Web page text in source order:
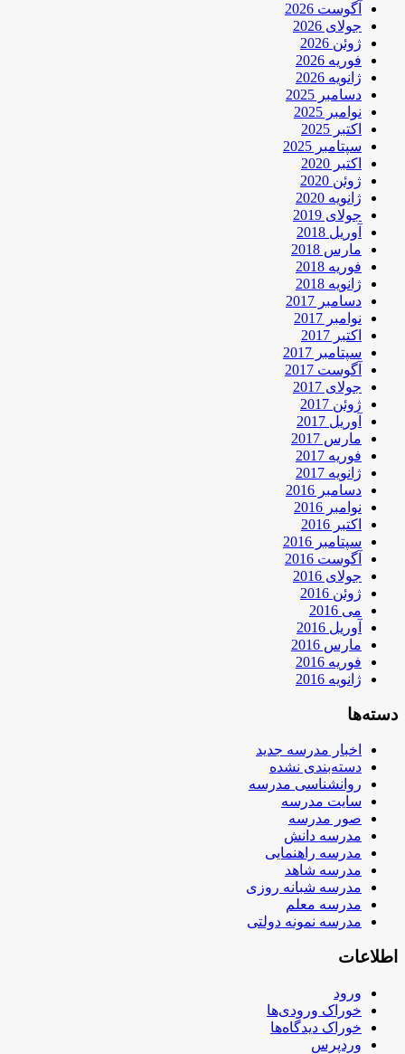
آگوست 2026
جولای 2026
ژوئن 2026
فوریه 2026
ژانویه 2026
دسامبر 2025
نوامبر 2025
اکتبر 2025
سپتامبر 2025
اکتبر 2020
ژوئن 2020
ژانویه 2020
جولای 2019
آوریل 2018
مارس 2018
فوریه 2018
ژانویه 2018
دسامبر 2017
نوامبر 2017
اکتبر 2017
سپتامبر 2017
آگوست 2017
جولای 2017
ژوئن 2017
آوریل 2017
مارس 2017
فوریه 2017
ژانویه 2017
دسامبر 2016
نوامبر 2016
اکتبر 2016
سپتامبر 2016
آگوست 2016
جولای 2016
ژوئن 2016
می 2016
آوریل 2016
مارس 2016
فوریه 2016
ژانویه 2016
دسته‌ها
اخبار مدرسه جدید
دسته‌بندی نشده
روانشناسی مدرسه
سایت مدرسه
صور مدرسه
مدرسه دانش
مدرسه راهنمایی
مدرسه شاهد
مدرسه شبانه روزی
مدرسه معلم
مدرسه نمونه دولتی
اطلاعات
ورود
خوراک ورودی‌ها
خوراک دیدگاه‌ها
وردپرس